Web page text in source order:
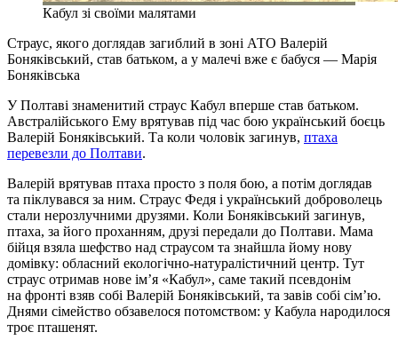
Кабул зі своїми малятами
Страус, якого доглядав загиблий в зоні АТО Валерій
Боняківський, став батьком, а у малечі вже є бабуся — Марія
Боняківська
У Полтаві знаменитий страус Кабул вперше став батьком.
Австралійського Ему врятував під час бою український боєць
Валерій Боняківський. Та коли чоловік загинув, птаха
перевезли до Полтави.
Валерій врятував птаха просто з поля бою, а потім доглядав
та піклувався за ним. Страус Федя і український доброволець
стали нерозлучними друзями. Коли Боняківський загинув,
птаха, за його проханням, друзі передали до Полтави. Мама
бійця взяла шефство над страусом та знайшла йому нову
домівку: обласний екологічно-натуралістичний центр. Тут
страус отримав нове ім’я «Кабул», саме такий псевдонім
на фронті взяв собі Валерій Боняківський, та завів собі сім’ю.
Днями сімейство обзавелося потомством: у Кабула народилося
троє пташенят.